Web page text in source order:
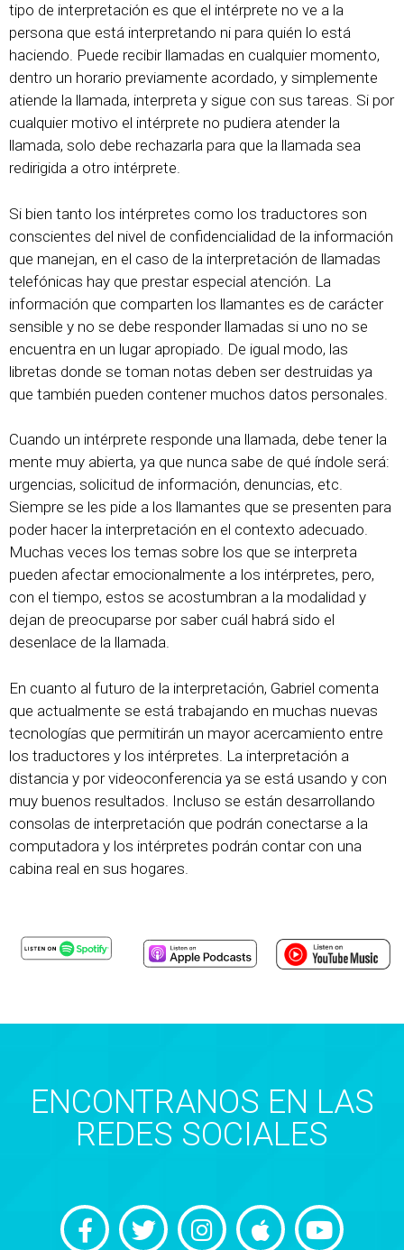
tipo de interpretación es que el intérprete no ve a la
persona que está interpretando ni para quién lo está
haciendo. Puede recibir llamadas en cualquier momento,
dentro un horario previamente acordado, y simplemente
atiende la llamada, interpreta y sigue con sus tareas. Si por
cualquier motivo el intérprete no pudiera atender la
llamada, solo debe rechazarla para que la llamada sea
redirigida a otro intérprete.
Si bien tanto los intérpretes como los traductores son
conscientes del nivel de confidencialidad de la información
que manejan, en el caso de la interpretación de llamadas
telefónicas hay que prestar especial atención. La
información que comparten los llamantes es de carácter
sensible y no se debe responder llamadas si uno no se
encuentra en un lugar apropiado. De igual modo, las
libretas donde se toman notas deben ser destruidas ya
que también pueden contener muchos datos personales.
Cuando un intérprete responde una llamada, debe tener la
mente muy abierta, ya que nunca sabe de qué índole será:
urgencias, solicitud de información, denuncias, etc.
Siempre se les pide a los llamantes que se presenten para
poder hacer la interpretación en el contexto adecuado.
Muchas veces los temas sobre los que se interpreta
pueden afectar emocionalmente a los intérpretes, pero,
con el tiempo, estos se acostumbran a la modalidad y
dejan de preocuparse por saber cuál habrá sido el
desenlace de la llamada.
En cuanto al futuro de la interpretación, Gabriel comenta
que actualmente se está trabajando en muchas nuevas
tecnologías que permitirán un mayor acercamiento entre
los traductores y los intérpretes. La interpretación a
distancia y por videoconferencia ya se está usando y con
muy buenos resultados. Incluso se están desarrollando
consolas de interpretación que podrán conectarse a la
computadora y los intérpretes podrán contar con una
cabina real en sus hogares.
ENCONTRANOS EN LAS
REDES SOCIALES